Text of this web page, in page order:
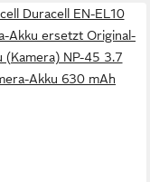
Duracell EN-EL10
Akku ersetzt Original-
(Kamera) NP-45 3.7
Akku 630 mAh